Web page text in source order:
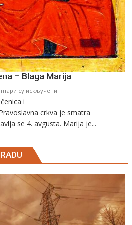
– Blaga Marija
су искључени
Marija
Magdalena
i
crkva je smatra
se 4. avgusta. Marija je...